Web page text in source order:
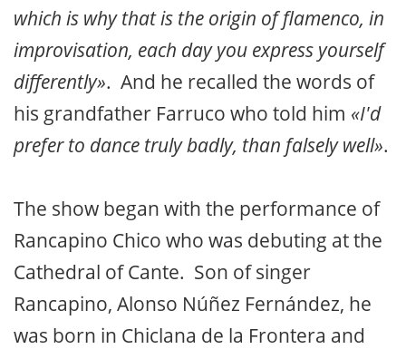
which is why that is the origin of flamenco, in
improvisation, each day you express yourself
differently». And he recalled the words of
his grandfather Farruco who told him «I'd
prefer to dance truly badly, than falsely well».
The show began with the performance of
Rancapino Chico who was debuting at the
Cathedral of Cante. Son of singer
Rancapino, Alonso Núñez Fernández, he
was born in Chiclana de la Frontera and